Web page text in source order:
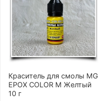
Краситель для смолы MG
EPOX COLOR M Желтый
10 г